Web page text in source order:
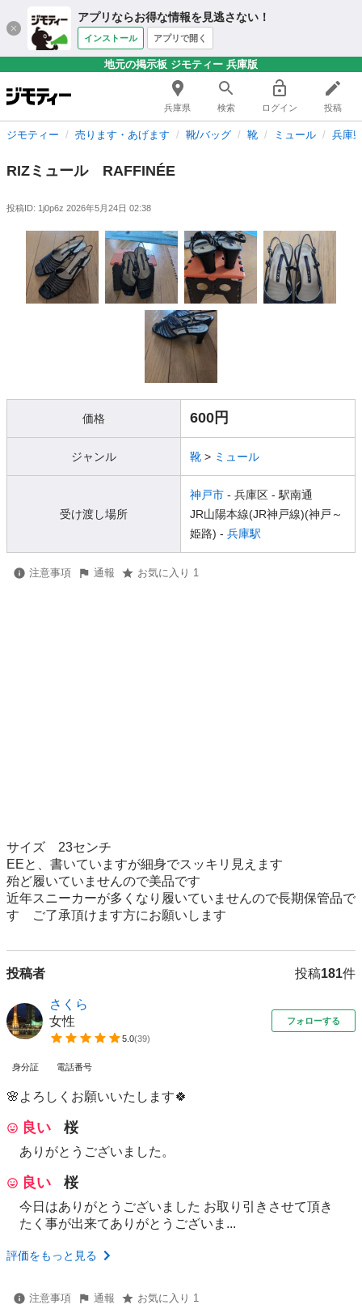
アプリならお得な情報を見逃さない！
インストール アプリで開く
地元の掲示板 ジモティー 兵庫版
兵庫県 検索 ログイン 投稿
ジモティー 売ります・あげます 靴/バッグ 靴 ミュール 兵庫
RIZミュール RAFFINÉE
投稿ID: 1j0p6z 2026年5月24日 02:38
価格 600円
ジャンル 靴 > ミュール
受け渡し場所
神戸市 - 兵庫区 - 駅南通
JR山陽本線(JR神戸線)(神戸～
姫路) - 兵庫駅
注意事項 通報 お気に入り 1
サイズ　23センチ
EEと、書いていますが細身でスッキリ見えます
殆ど履いていませんので美品です
近年スニーカーが多くなり履いていませんので長期保管品で
す　ご了承頂けます方にお願いします
投稿者 投稿181件
さくら
女性
5.0(39)
フォローする
身分証 電話番号
🌸よろしくお願いいたします🍀
良い 桜
ありがとうございました。
良い 桜
今日はありがとうございました お取り引きさせて頂き
たく事が出来てありがとうございま...
評価をもっと見る
注意事項 通報 お気に入り 1